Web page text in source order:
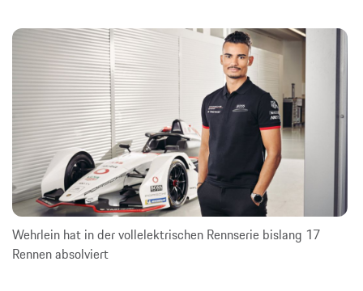
Wehrlein hat in der vollelektrischen Rennserie bislang 17
Rennen absolviert